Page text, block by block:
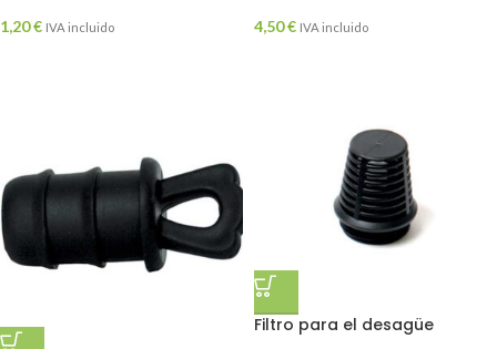
1,20€ IVA incluido 4,50€ IVA incluido
Filtro para el desagüe